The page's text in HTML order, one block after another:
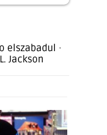
elszabadul ·
Jackson